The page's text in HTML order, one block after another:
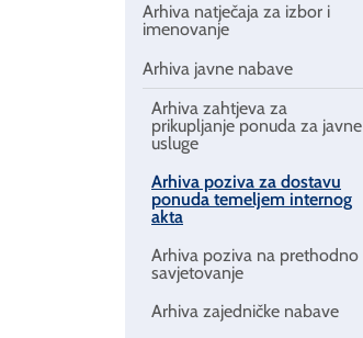
Arhiva natječaja za izbor i
imenovanje
Arhiva javne nabave
Arhiva zahtjeva za
prikupljanje ponuda za javne
usluge
Arhiva poziva za dostavu
ponuda temeljem internog
akta
Arhiva poziva na prethodno
savjetovanje
Arhiva zajedničke nabave